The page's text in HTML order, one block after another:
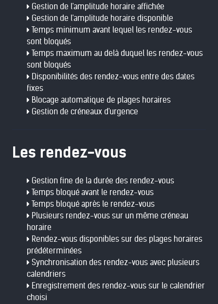
Gestion de l'amplitude horaire affichée
Gestion de l'amplitude horaire disponible
Temps minimum avant lequel les rendez-vous
sont bloqués
Temps maximum au delà duquel les rendez-vous
sont bloqués
Disponibilités des rendez-vous entre des dates
fixes
Blocage automatique de plages horaires
Gestion de créneaux d'urgence
Les rendez-vous
Gestion fine de la durée des rendez-vous
Temps bloqué avant le rendez-vous
Temps bloqué après le rendez-vous
Plusieurs rendez-vous sur un même créneau
horaire
Rendez-vous disponibles sur des plages horaires
prédéterminées
Synchronisation des rendez-vous avec plusieurs
calendriers
Enregistrement des rendez-vous sur le calendrier
choisi